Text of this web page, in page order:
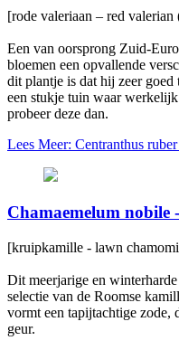
[rode valeriaan – red valerian
Een van oorsprong Zuid-
bloemen een opvallende
dit plantje is dat hij zeer
een stukje tuin waar
probeer deze dan.
Lees Meer: Centranthus
Chamaemelum
[kruipkamille - lawn
Dit meerjarige en
selectie van de Roomse
vormt een tapijtachtige zode,
geur.